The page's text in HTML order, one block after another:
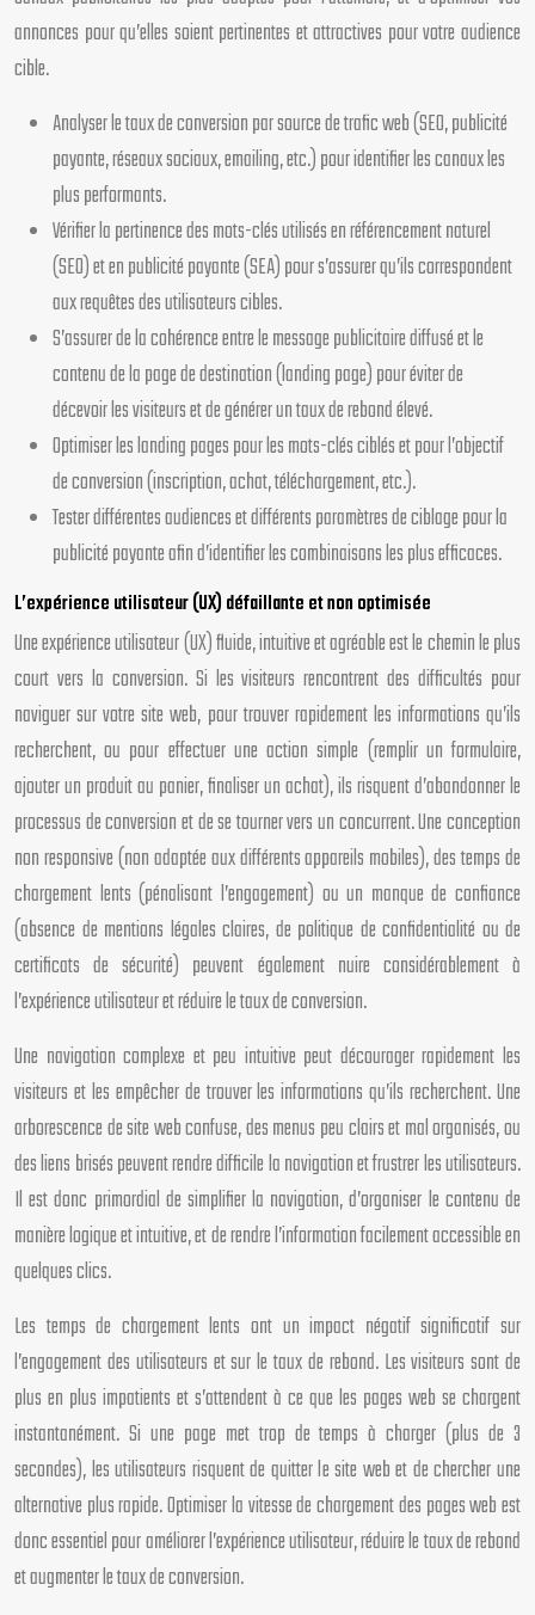
annonces pour qu’elles soient pertinentes et attractives pour votre audience
cible.
Analyser le taux de conversion par source de trafic web (SEO, publicité
payante, réseaux sociaux, emailing, etc.) pour identifier les canaux les
plus performants.
Vérifier la pertinence des mots-clés utilisés en référencement naturel
(SEO) et en publicité payante (SEA) pour s’assurer qu’ils correspondent
aux requêtes des utilisateurs cibles.
S’assurer de la cohérence entre le message publicitaire diffusé et le
contenu de la page de destination (landing page) pour éviter de
décevoir les visiteurs et de générer un taux de rebond élevé.
Optimiser les landing pages pour les mots-clés ciblés et pour l’objectif
de conversion (inscription, achat, téléchargement, etc.).
Tester différentes audiences et différents paramètres de ciblage pour la
publicité payante afin d’identifier les combinaisons les plus efficaces.
L’expérience utilisateur (UX) défaillante et non optimisée
Une expérience utilisateur (UX) fluide, intuitive et agréable est le chemin le plus
court vers la conversion. Si les visiteurs rencontrent des difficultés pour
naviguer sur votre site web, pour trouver rapidement les informations qu’ils
recherchent, ou pour effectuer une action simple (remplir un formulaire,
ajouter un produit au panier, finaliser un achat), ils risquent d’abandonner le
processus de conversion et de se tourner vers un concurrent. Une conception
non responsive (non adaptée aux différents appareils mobiles), des temps de
chargement lents (pénalisant l’engagement) ou un manque de confiance
(absence de mentions légales claires, de politique de confidentialité ou de
certificats de sécurité) peuvent également nuire considérablement à
l’expérience utilisateur et réduire le taux de conversion.
Une navigation complexe et peu intuitive peut décourager rapidement les
visiteurs et les empêcher de trouver les informations qu’ils recherchent. Une
arborescence de site web confuse, des menus peu clairs et mal organisés, ou
des liens brisés peuvent rendre difficile la navigation et frustrer les utilisateurs.
Il est donc primordial de simplifier la navigation, d’organiser le contenu de
manière logique et intuitive, et de rendre l’information facilement accessible en
quelques clics.
Les temps de chargement lents ont un impact négatif significatif sur
l’engagement des utilisateurs et sur le taux de rebond. Les visiteurs sont de
plus en plus impatients et s’attendent à ce que les pages web se chargent
instantanément. Si une page met trop de temps à charger (plus de 3
secondes), les utilisateurs risquent de quitter le site web et de chercher une
alternative plus rapide. Optimiser la vitesse de chargement des pages web est
donc essentiel pour améliorer l’expérience utilisateur, réduire le taux de rebond
et augmenter le taux de conversion.